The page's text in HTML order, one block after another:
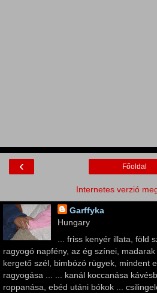
‹ Főoldal
Internetes verzió
Garffyka
Hungary
... friss kenyér illata, föld
ragyogó napfény, az ég színei,
kergető szél, bimbózó rügyek, mindent
ragyogása ... ... kanál koccanása
roppanása, ebéd utáni bókok ...